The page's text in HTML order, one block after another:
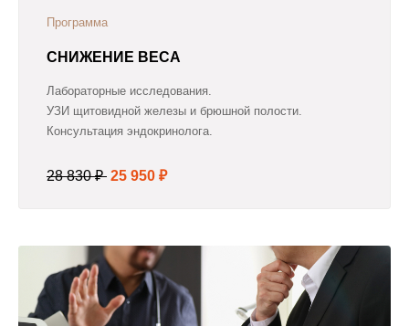
Программа
СНИЖЕНИЕ ВЕСА
Лабораторные исследования.
УЗИ щитовидной железы и брюшной полости.
Консультация эндокринолога.
28 830 ₽ 25 950 ₽